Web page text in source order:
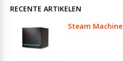
RECENTE ARTIKELEN
Steam